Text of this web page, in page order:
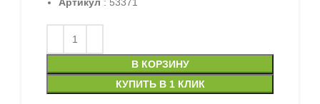
В КОРЗИНУ
КУПИТЬ В 1 КЛИК